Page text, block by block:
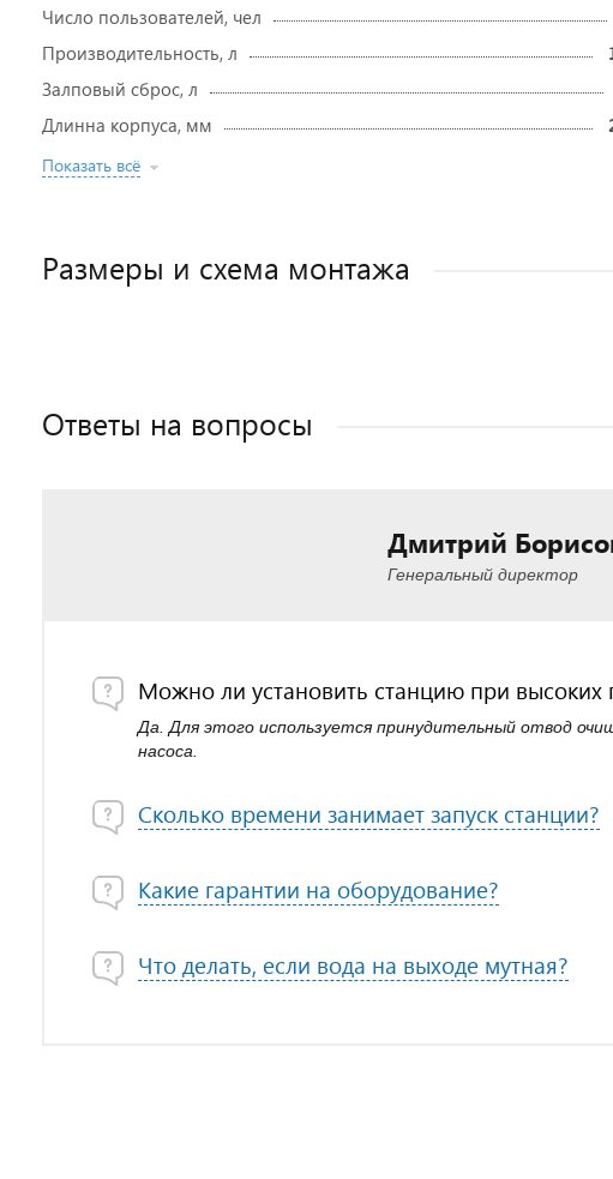
Число пользователей, чел
Производительность, л
Залповый сброс, л
Длинна корпуса, мм
Показать всё
Размеры и схема монтажа
Ответы на вопросы
Дмитрий
Генеральный директор
Можно ли установить станцию при высоких
Да. Для этого используется принудительный отвод
насоса.
Сколько времени занимает запуск станции?
Какие гарантии на оборудование?
Что делать, если вода на выходе мутная?